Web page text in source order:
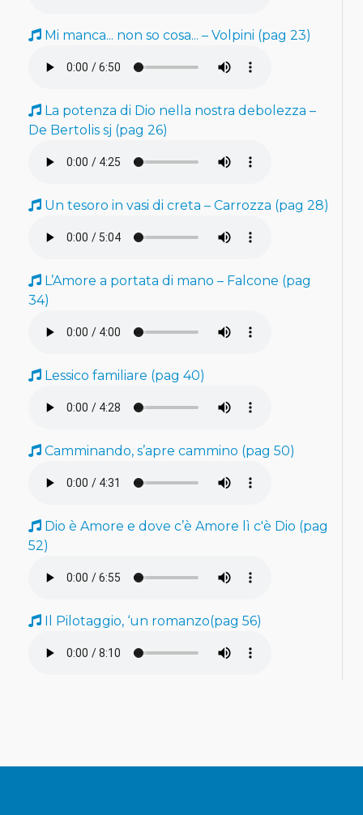
Mi manca... non so cosa... – Volpini (pag 23)
La potenza di Dio nella nostra debolezza –
De Bertolis sj (pag 26)
Un tesoro in vasi di creta – Carrozza (pag 28)
L’Amore a portata di mano – Falcone (pag
34)
Lessico familiare (pag 40)
Camminando, s’apre cammino (pag 50)
Dio è Amore e dove c’è Amore lì c'è Dio (pag
52)
Il Pilotaggio, ‘un romanzo(pag 56)